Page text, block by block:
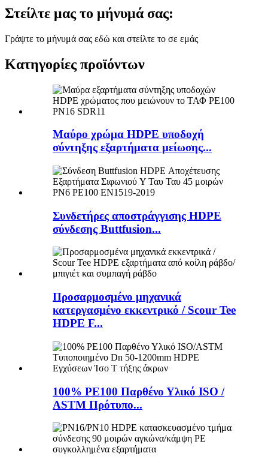
Στείλτε μας το μήνυμά σας:
Γράψτε το μήνυμά σας εδώ και στείλτε το σε εμάς
Κατηγορίες προϊόντων
Μαύρο χρώμα HDPE υποδοχή
σύντηξης εξαρτήματα μείωσης...
Συνδετήρες αποστράγγισης HDPE
σύνδεσης Buttfusion...
Προσαρμοσμένο μηχανικά
κατεργασμένο εκκεντρικό / Scour Tee
HDPE F...
100% PE100 Παρθένο Υλικό ISO /
ASTM Πρότυπο...